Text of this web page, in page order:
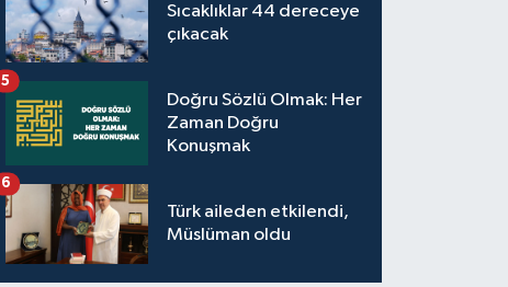
Sıcaklıklar 44 dereceye
çıkacak
Doğru Sözlü Olmak: Her
Zaman Doğru
Konuşmak
5
Türk aileden etkilendi,
Müslüman oldu
6